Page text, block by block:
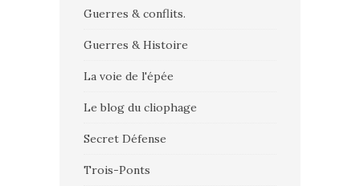
Guerres & conflits.
Guerres & Histoire
La voie de l'épée
Le blog du cliophage
Secret Défense
Trois-Ponts